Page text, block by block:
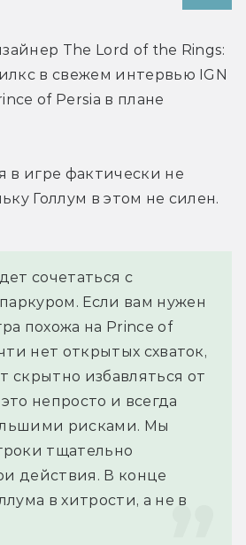
The Lord of the Rings:
в свежем интервью IGN
of Persia в плане
в игре фактически не
Голлум в этом не силен.
сочетаться с
Если вам нужен
похожа на Prince of
нет открытых схваток,
скрытно избавляться от
непросто и всегда
рисками. Мы
тщательно
действия. В конце
в хитрости, а не в